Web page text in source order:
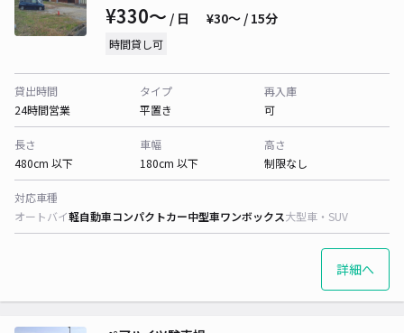
¥330〜 / 日 ¥30〜 / 15分
時間貸し可
貸出時間
24時間営業
タイプ
平置き
再入庫
可
長さ
480cm 以下
車幅
180cm 以下
高さ
制限なし
対応車種
オートバイ軽自動車コンパクトカー中型車ワンボックス大型車・SUV
詳細へ